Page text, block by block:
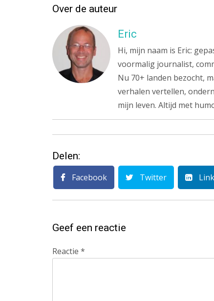
Over de auteur
Eric
Hi, mijn naam is Eric:
voormalig journalist,
Nu 70+ landen bezocht,
verhalen vertellen,
mijn leven. Altijd met
Delen:
Facebook Twitter
Geef een reactie
Reactie *